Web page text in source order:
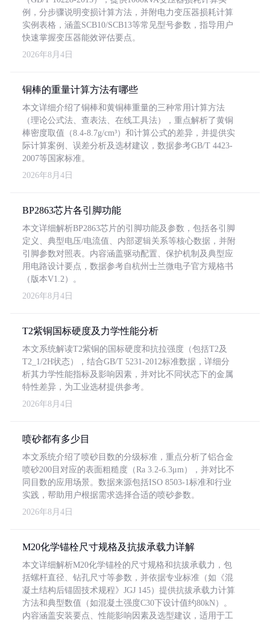
例，分步骤说明变损计算方法，并附电力变压器损耗计算
实例表格，涵盖SCB10/SCB13等常见型号参数，指导用户
快速掌握变压器能效评估要点。
2026年8月4日
铜棒的重量计算方法有哪些
本文详细介绍了铜棒和黄铜棒重量的三种常用计算方法
（理论公式法、查表法、在线工具法），重点解析了黄铜
棒密度取值（8.4-8.7g/cm³）和计算公式的差异，并提供实
际计算案例、误差分析及选材建议，数据参考GB/T 4423-
2007等国家标准。
2026年8月4日
BP2863芯片各引脚功能
本文详细解析BP2863芯片的引脚功能及参数，包括各引脚
定义、典型电压/电流值、内部逻辑关系等核心数据，并附
引脚参数对照表。内容涵盖驱动配置、保护机制及典型应
用电路设计要点，数据参考自杭州士兰微电子官方规格书
（版本V1.2）。
2026年8月4日
T2紫铜国标硬度及力学性能分析
本文系统解读T2紫铜的国标硬度和抗拉强度（包括T2及
T2_1/2H状态），结合GB/T 5231-2012标准数据，详细分
析其力学性能指标及影响因素，并对比不同状态下的金属
特性差异，为工业选材提供参考。
2026年8月4日
喷砂都有多少目
本文系统介绍了喷砂目数的分级标准，重点分析了铝合金
喷砂200目对应的表面粗糙度（Ra 3.2-6.3μm），并对比不
同目数的应用场景。数据来源包括ISO 8503-1标准和行业
实践，帮助用户根据需求选择合适的喷砂参数。
2026年8月4日
M20化学锚栓尺寸规格及抗拔承载力详解
本文详细解析M20化学锚栓的尺寸规格和抗拔承载力，包
括螺杆直径、钻孔尺寸等参数，并依据专业标准（如《混
凝土结构后锚固技术规程》JGJ 145）提供抗拔承载力计算
方法和典型数值（如混凝土强度C30下设计值约80kN）。
内容涵盖安装要点、性能影响因素及选型建议，适用于工